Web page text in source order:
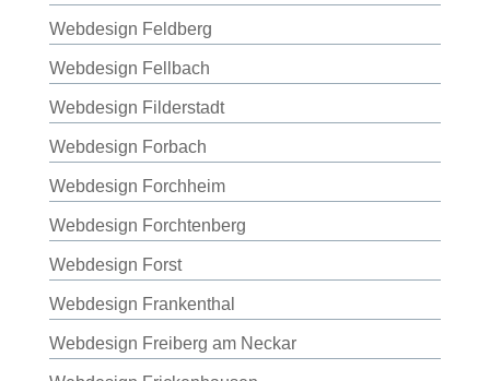
Webdesign Feldberg
Webdesign Fellbach
Webdesign Filderstadt
Webdesign Forbach
Webdesign Forchheim
Webdesign Forchtenberg
Webdesign Forst
Webdesign Frankenthal
Webdesign Freiberg am Neckar